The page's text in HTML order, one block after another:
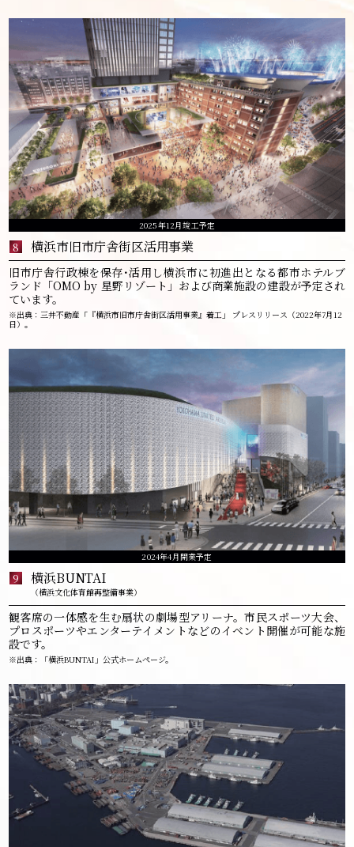
2025年12月竣工予定
8 横浜市旧市庁舎街区活用事業
旧市庁舎行政棟を保存･活用し横浜市に初進出となる都市ホテルブ
ランド「OMO by 星野リゾート」および商業施設の建設が予定され
ています。
※出典：三井不動産「『横浜市旧市庁舎街区活用事業』着工」 プレスリリース（2022年7月12
日）。
2024年4月開業予定
9 横浜BUNTAI
（横浜文化体育館再整備事業）
観客席の一体感を生む扇状の劇場型アリーナ。市民スポーツ大会、
プロスポーツやエンターテイメントなどのイベント開催が可能な施
設です。
※出典：「横浜BUNTAI」公式ホームページ。